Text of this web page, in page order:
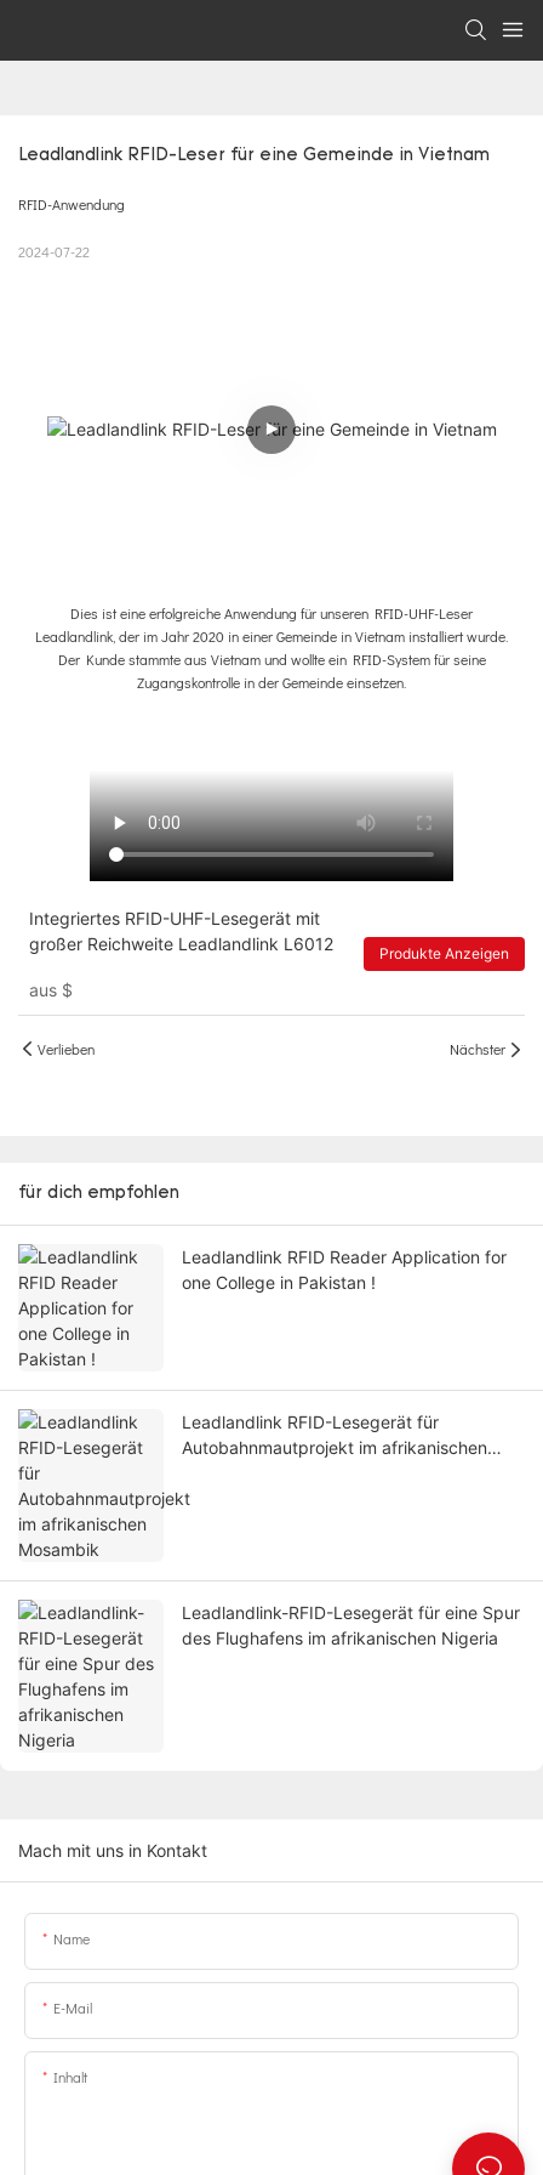
Leadlandlink RFID-Leser für eine Gemeinde in Vietnam
RFID-Anwendung
2024-07-22
Dies ist eine erfolgreiche Anwendung für unseren RFID-UHF-Leser
Leadlandlink, der im Jahr 2020 in einer Gemeinde in Vietnam installiert wurde.
Der Kunde stammte aus Vietnam und wollte ein RFID-System für seine
Zugangskontrolle in der Gemeinde einsetzen.
Integriertes RFID-UHF-Lesegerät mit
großer Reichweite Leadlandlink L6012
aus $
Produkte Anzeigen
Verlieben Nächster
für dich empfohlen
Leadlandlink RFID Reader Application for
one College in Pakistan !
Leadlandlink RFID-Lesegerät für
Autobahnmautprojekt im afrikanischen
Leadlandlink-RFID-Lesegerät für eine Spur
des Flughafens im afrikanischen Nigeria
Mach mit uns in Kontakt
Name
E-Mail
Inhalt